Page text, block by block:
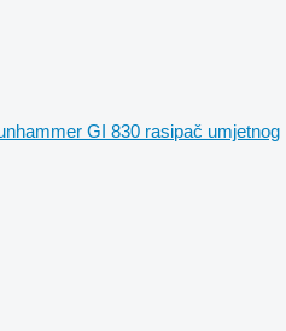
GI 830 rasipač umjetnog